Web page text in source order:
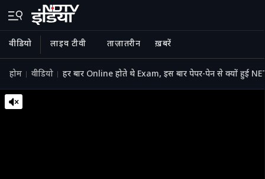
वीडियो लाइव टीवी ताज़ातरीन ख़बरें
होम वीडियो हर बार Online होते थे Exam, इस बार पेपर-पेन से क्यों हुई NET